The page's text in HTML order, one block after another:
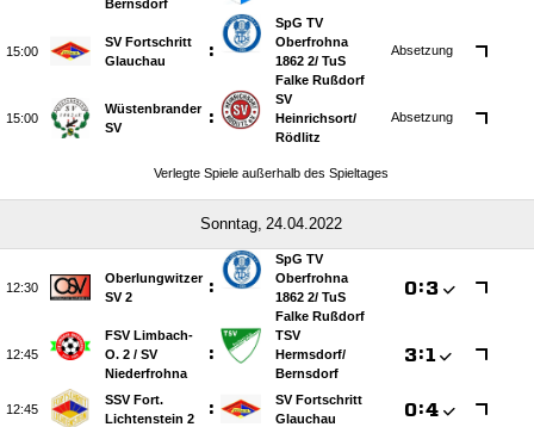
Bernsdorf

SV Fortschritt
Glauchau
:
SpG TV
Oberfrohna
1862 2/​ TuS
Falke Rußdorf
Absetzung

Wüstenbrander
SV
:
SV
Heinrichsort/​
Rödlitz
Absetzung
Verlegte Spiele außerhalb des Spieltages
 

Oberlungwitzer
SV 2
:
SpG TV
Oberfrohna
1862 2/​ TuS
Falke Rußdorf
:

FSV Limbach-
O. 2 /​ SV
Niederfrohna
:
TSV
Hermsdorf/​
Bernsdorf
:

SSV Fort.
Lichtenstein 2
:
SV Fortschritt
Glauchau
: